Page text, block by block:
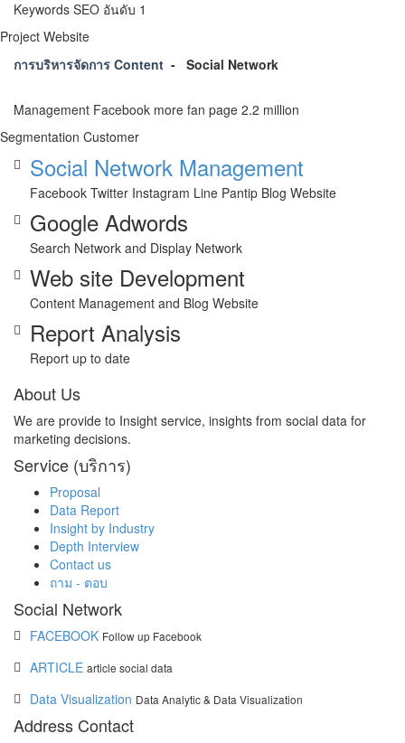
Keywords SEO อันดับ 1
Project Website
การบริหารจัดการ Content - Social Network
Management Facebook more fan page 2.2 million
Segmentation Customer
Social Network Management
Facebook Twitter Instagram Line Pantip Blog Website
Google Adwords
Search Network and Display Network
Web site Development
Content Management and Blog Website
Report Analysis
Report up to date
About Us
We are provide to Insight service, insights from social data for
marketing decisions.
Service (บริการ)
Proposal
Data Report
Insight by Industry
Depth Interview
Contact us
ถาม - ตอบ
Social Network
FACEBOOK Follow up Facebook
ARTICLE article social data
Data Visualization Data Analytic & Data Visualization
Address Contact